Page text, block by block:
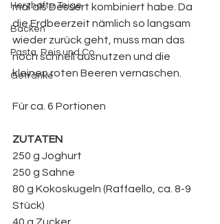
Herzhafte Teige
Backen
Pasta, Reis und Co.
Getränke
mal als Dessert kombiniert habe. Da
die Erdbeerzeit nämlich so langsam
wieder zurück geht, muss man das
noch schnell ausnutzen und die
kleinen roten Beeren vernaschen.
Für ca. 6 Portionen
ZUTATEN
250 g Joghurt
250 g Sahne
80 g Kokoskugeln (Raffaello, ca. 8-9
Stück)